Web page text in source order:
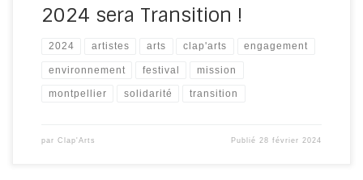
2024 sera Transition !
2024 artistes arts clap'arts engagement
environnement festival mission
montpellier solidarité transition
par Clap'Arts Publié 28 février 2024